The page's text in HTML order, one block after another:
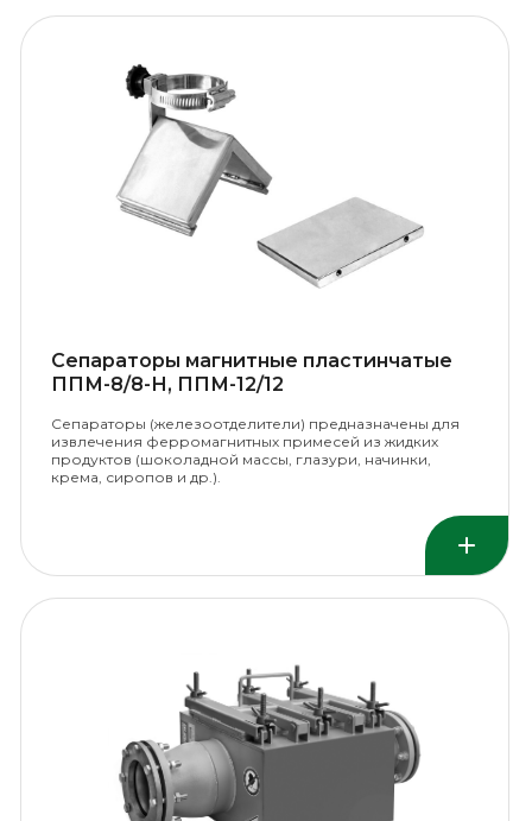
Сепараторы магнитные пластинчатые
ППМ-8/8-Н, ППМ-12/12
Сепараторы (железоотделители) предназначены для
извлечения ферромагнитных примесей из жидких
продуктов (шоколадной массы, глазури, начинки,
крема, сиропов и др.).